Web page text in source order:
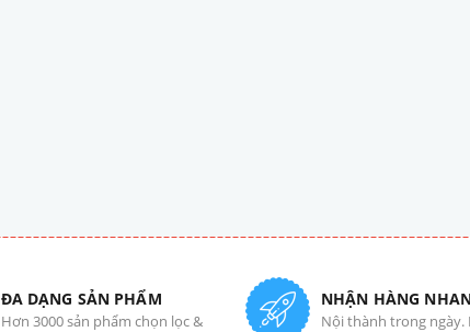
ĐA DẠNG SẢN PHẨM
Hơn 3000 sản phẩm chọn lọc &
NHẬN HÀNG
Nội thành trong ngày.